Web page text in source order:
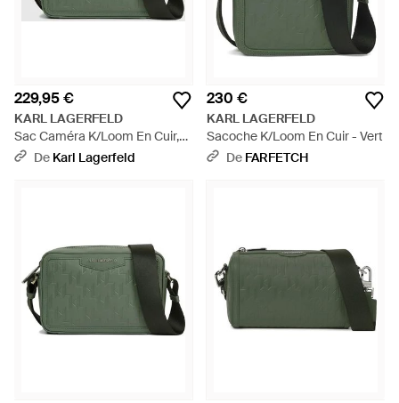
229,95 €
KARL LAGERFELD
Sac Caméra K/Loom En Cuir,
Homme, Taille - Vert
De Karl Lagerfeld
230 €
KARL LAGERFELD
Sacoche K/Loom En Cuir - Vert
De FARFETCH